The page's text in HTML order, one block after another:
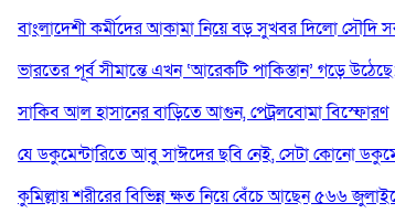
বাংলাদেশী কর্মীদের আকামা নিয়ে বড় সুখবর দিলো সৌদি
ভারতের পূর্ব সীমান্তে এখন ‘আরেকটি পাকিস্তান’ গড়ে
সাকিব আল হাসানের বাড়িতে আগুন, পেট্রলবোমা বিস্ফোরণ
যে ডকুমেন্টারিতে আবু সাঈদের ছবি নেই, সেটা কোনো
কুমিল্লায় শরীরের বিভিন্ন ক্ষত নিয়ে বেঁচে আছেন ৫৬৬